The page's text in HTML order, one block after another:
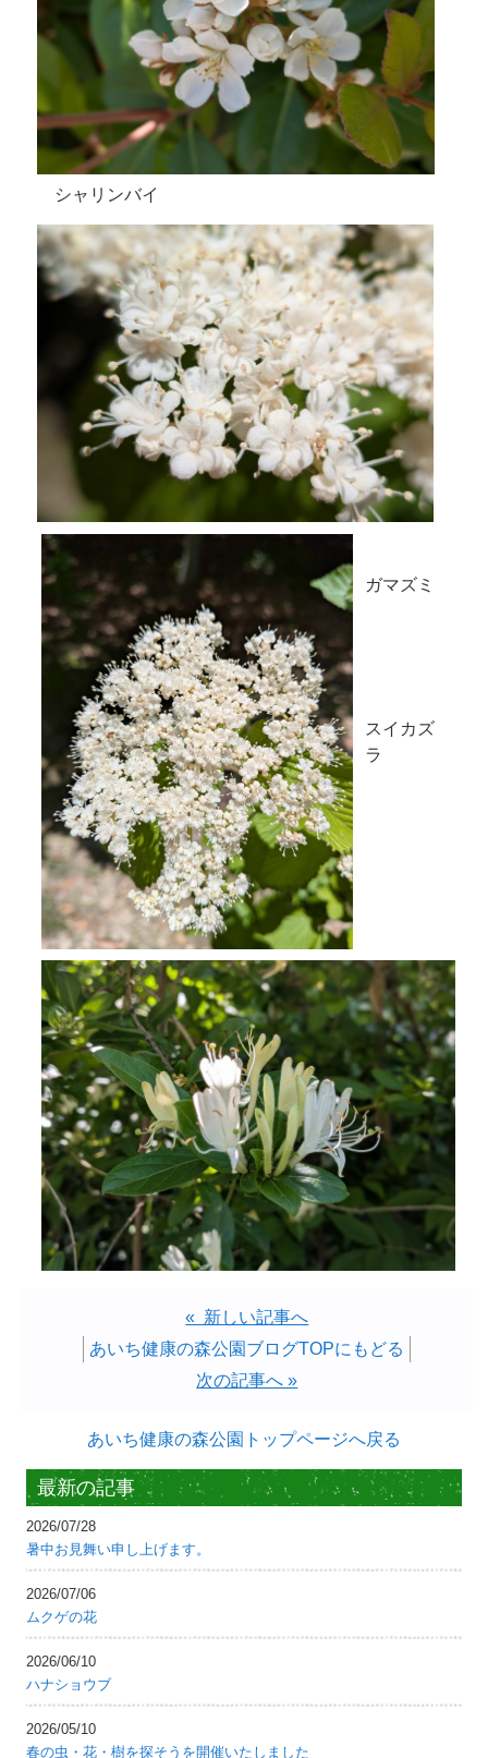
シャリンバイ
ガマズミ
スイカズ
ラ
« 新しい記事へ
あいち健康の森公園ブログTOPにもどる
次の記事へ »
あいち健康の森公園トップページへ戻る
最新の記事
2026/07/28
暑中お見舞い申し上げます。
2026/07/06
ムクゲの花
2026/06/10
ハナショウブ
2026/05/10
春の虫・花・樹を探そうを開催いたしました